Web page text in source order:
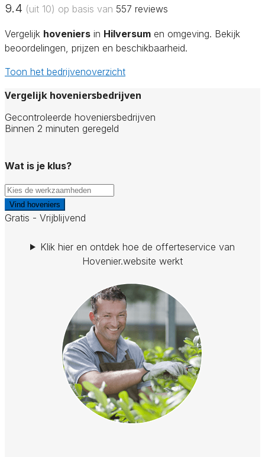
9.4 (uit 10) op basis van 557 reviews
Vergelijk hoveniers in Hilversum en omgeving. Bekijk
beoordelingen, prijzen en beschikbaarheid.
Toon het bedrijvenoverzicht
Vergelijk hoveniersbedrijven
Gecontroleerde hoveniersbedrijven
Binnen 2 minuten geregeld
Wat is je klus?
Vind hoveniers
Gratis - Vrijblijvend
Klik hier en ontdek hoe de offerteservice van
Hovenier.website werkt